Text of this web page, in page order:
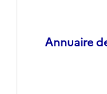
Annuaire